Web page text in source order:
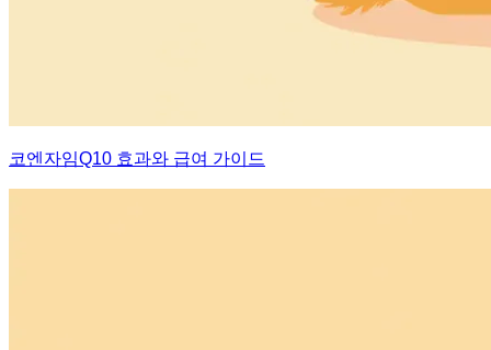
코엔자임Q10 효과와 급여 가이드